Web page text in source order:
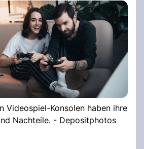
Videospiel-Konsolen haben ihre
Nachteile. - Depositphotos